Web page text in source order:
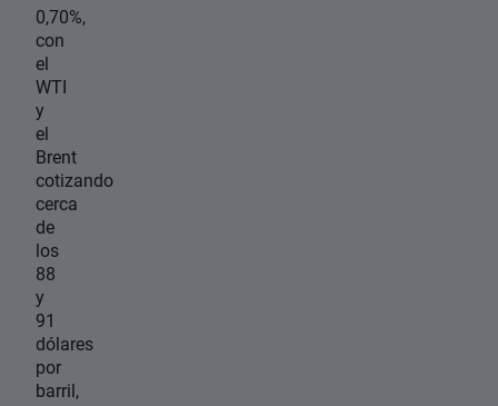
0,70%,
con
el
WTI
y
el
Brent
cotizando
cerca
de
los
88
y
91
dólares
por
barril,